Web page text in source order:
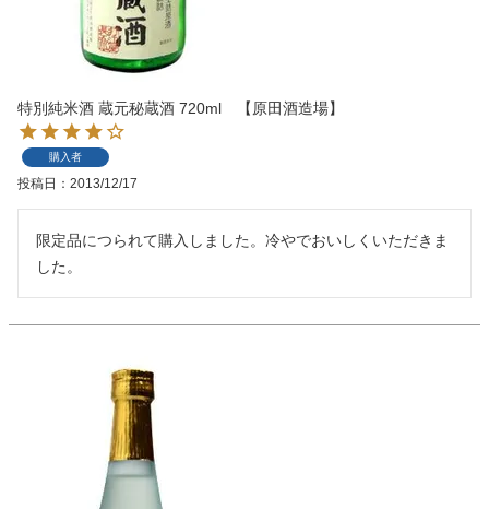
特別純米酒 蔵元秘蔵酒 720ml 【原田酒造場】
購入者
投稿日 2013/12/17
限定品につられて購入しました。冷やでおいしくいただきま
した。